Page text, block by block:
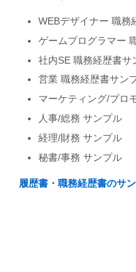
WEBデザイナー 職務
ゲームプログラマー
社内SE 職務経歴書サ
営業 職務経歴書サン
マーケティング/プロ
人事/総務 サンプル
経理/財務 サンプル
秘書/事務 サンプル
履歴書・職務経歴書のサ